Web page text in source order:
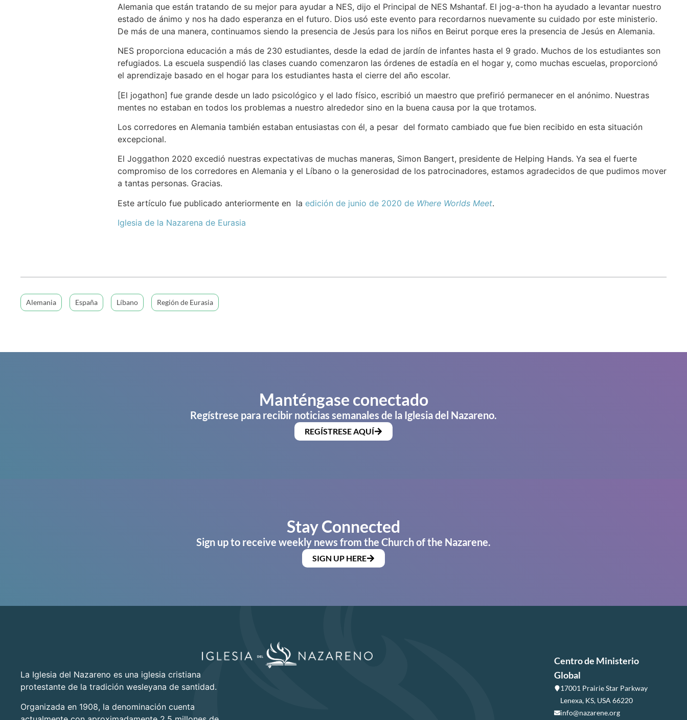
Alemania que están tratando de su mejor para ayudar a NES, dijo el Principal de NES Mshantaf. El jog-a-thon ha ayudado a levantar nuestro
estado de ánimo y nos ha dado esperanza en el futuro. Dios usó este evento para recordarnos nuevamente su cuidado por este ministerio.
De más de una manera, continuamos siendo la presencia de Jesús para los niños en Beirut porque eres la presencia de Jesús en Alemania.
NES proporciona educación a más de 230 estudiantes, desde la edad de jardín de infantes hasta el 9 grado. Muchos de los estudiantes son
refugiados. La escuela suspendió las clases cuando comenzaron las órdenes de estadía en el hogar y, como muchas escuelas, proporcionó
el aprendizaje basado en el hogar para los estudiantes hasta el cierre del año escolar.
[El jogathon] fue grande desde un lado psicológico y el lado físico, escribió un maestro que prefirió permanecer en el anónimo. Nuestras
mentes no estaban en todos los problemas a nuestro alrededor sino en la buena causa por la que trotamos.
Los corredores en Alemania también estaban entusiastas con él, a pesar del formato cambiado que fue bien recibido en esta situación
excepcional.
El Joggathon 2020 excedió nuestras expectativas de muchas maneras, Simon Bangert, presidente de Helping Hands. Ya sea el fuerte
compromiso de los corredores en Alemania y el Líbano o la generosidad de los patrocinadores, estamos agradecidos de que pudimos mover
a tantas personas. Gracias.
Este artículo fue publicado anteriormente en la edición de junio de 2020 de Where Worlds Meet.
Iglesia de la Nazarena de Eurasia
Alemania España Líbano Región de Eurasia
Manténgase conectado
Regístrese para recibir noticias semanales de la Iglesia del Nazareno.
REGÍSTRESE AQUÍ
Stay Connected
Sign up to receive weekly news from the Church of the Nazarene.
SIGN UP HERE
La Iglesia del Nazareno es una iglesia cristiana
protestante de la tradición wesleyana de santidad.
Organizada en 1908, la denominación cuenta
Centro de Ministerio
Global
17001 Prairie Star Parkway
Lenexa, KS, USA 66220
info@nazarene.org